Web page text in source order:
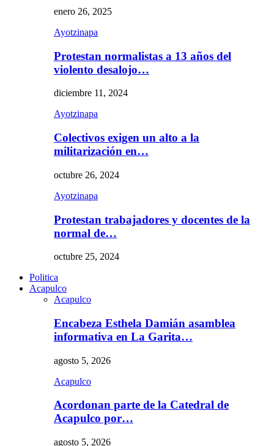
enero 26, 2025
Ayotzinapa
Protestan normalistas a 13 años del
violento desalojo…
diciembre 11, 2024
Ayotzinapa
Colectivos exigen un alto a la
militarización en…
octubre 26, 2024
Ayotzinapa
Protestan trabajadores y docentes de la
normal de…
octubre 25, 2024
Politica
Acapulco
Acapulco
Encabeza Esthela Damián asamblea
informativa en La Garita…
agosto 5, 2026
Acapulco
Acordonan parte de la Catedral de
Acapulco por…
agosto 5, 2026